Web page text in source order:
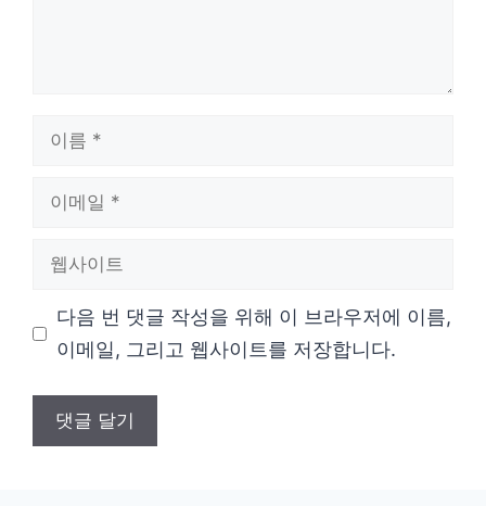
다음 번 댓글 작성을 위해 이 브라우저에 이름,
이메일, 그리고 웹사이트를 저장합니다.